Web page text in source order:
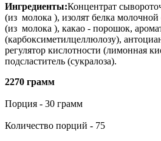
Ингредиенты:Концентрат
(из молока ), изолят белка
(из молока ), какао - порошок,
(карбоксиметилцеллюлозу),
регулятор кислотности (лимонная
подсластитель (сукралоза).
2270 грамм
Порция - 30 грамм
Количество порций - 75